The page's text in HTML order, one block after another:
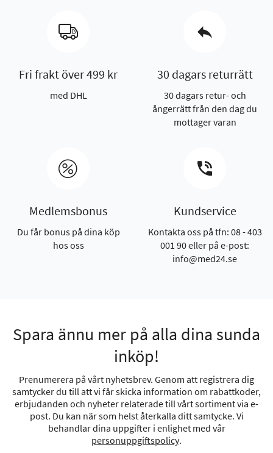
Fri frakt över 499 kr
med DHL
30 dagars returrätt
30 dagars retur- och
ångerrätt från den dag du
mottager varan
Medlemsbonus
Du får bonus på dina köp
hos oss
Kundservice
Kontakta oss på tfn: 08 - 403
001 90 eller på e-post:
info@med24.se
Spara ännu mer på alla dina sunda
inköp!
Prenumerera på vårt nyhetsbrev. Genom att registrera dig
samtycker du till att vi får skicka information om rabattkoder,
erbjudanden och nyheter relaterade till vårt sortiment via e-
post. Du kan när som helst återkalla ditt samtycke. Vi
behandlar dina uppgifter i enlighet med vår
personuppgiftspolicy.